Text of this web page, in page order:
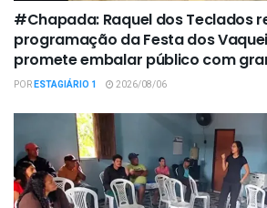
#Chapada: Raquel dos Teclados
programação da Festa dos
promete embalar público com
PORESTAGIÁRIO 1 2026/08/06